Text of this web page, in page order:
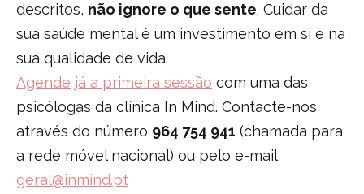
descritos, não ignore o que sente. Cuidar da
sua saúde mental é um investimento em si e na
sua qualidade de vida.
Agende já a primeira sessão com uma das
psicólogas da clínica In Mind. Contacte-nos
através do número 964 754 941 (chamada para
a rede móvel nacional) ou pelo e-mail
geral@inmind.pt